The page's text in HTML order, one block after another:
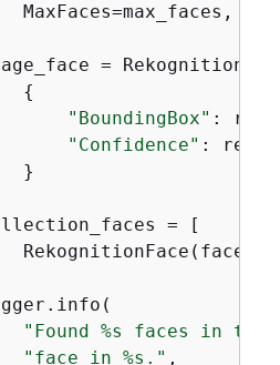
MaxFaces=max_faces,
=
{
"BoundingBox" :
"Confidence" :
}
= [
RekognitionFace(face[
"Found %s faces in
"face in %s." ,